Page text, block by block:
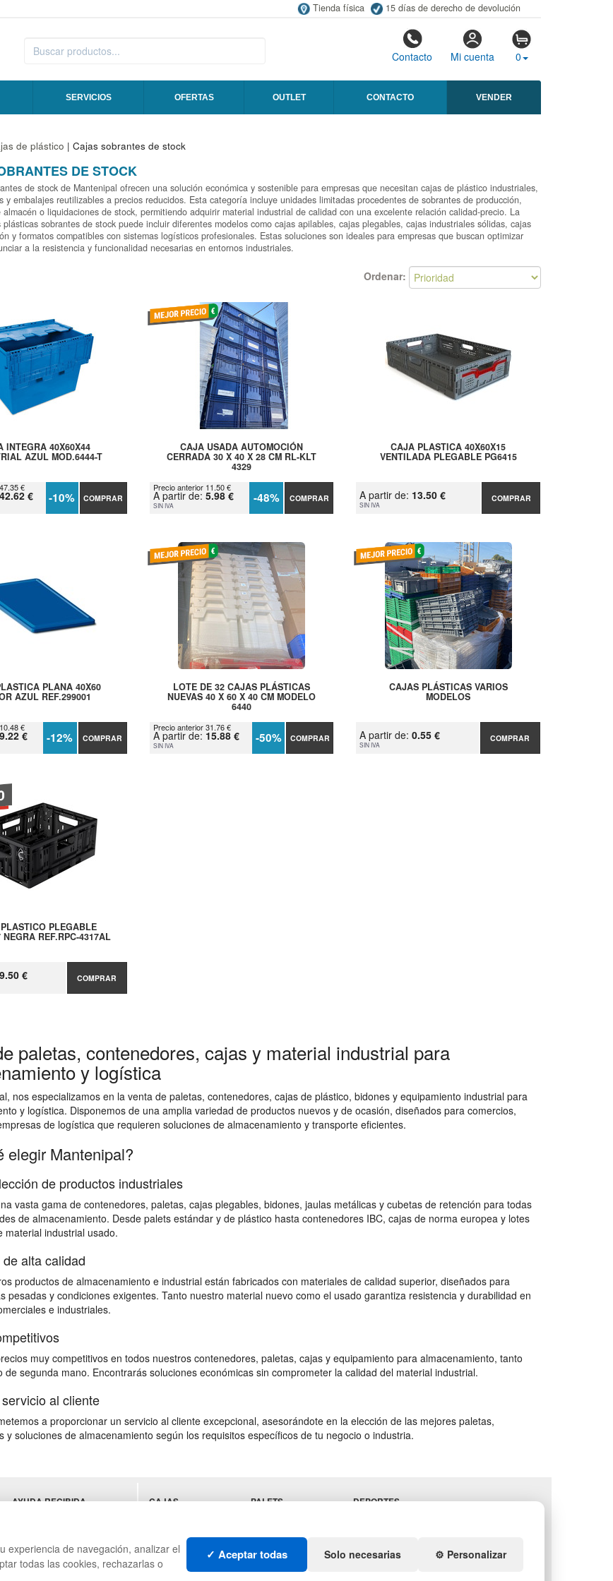
Tienda física 15 días de derecho de devolución
Contacto Mi cuenta 0
SERVICIOS OFERTAS OUTLET CONTACTO VENDER
de plástico | Cajas sobrantes de stock
DE STOCK
de stock de Mantenipal ofrecen una solución económica y sostenible para empresas que necesitan cajas de plástico industriales,
y embalajes reutilizables a precios reducidos. Esta categoría incluye unidades limitadas procedentes de sobrantes de producción,
almacén o liquidaciones de stock, permitiendo adquirir material industrial de calidad con una excelente relación calidad-precio. La
plásticas sobrantes de stock puede incluir diferentes modelos como cajas apilables, cajas plegables, cajas industriales sólidas, cajas
y formatos compatibles con sistemas logísticos profesionales. Estas soluciones son ideales para empresas que buscan optimizar
a la resistencia y funcionalidad necesarias en entornos industriales.
Ordenar:
INTEGRA 40X60X44
AZUL MOD.6444-T
€
42.62 € -10% COMPRAR
CAJA USADA AUTOMOCIÓN
CERRADA 30 X 40 X 28 CM RL-KLT
4329
Precio anterior 11.50 €
A partir de: 5.98 €
SIN IVA -48% COMPRAR
CAJA PLASTICA 40X60X15
VENTILADA PLEGABLE PG6415
A partir de: 13.50 €
SIN IVA
COMPRAR
PLANA 40X60
AZUL REF.299001
€
9.22 € -12% COMPRAR
LOTE DE 32 CAJAS PLÁSTICAS
NUEVAS 40 X 60 X 40 CM MODELO
6440
Precio anterior 31.76 €
A partir de: 15.88 €
SIN IVA -50% COMPRAR
CAJAS PLÁSTICAS VARIOS
MODELOS
A partir de:0.55 €
SIN IVA
COMPRAR
PLEGABLE
NEGRA REF.RPC-4317AL
9.50 € COMPRAR
paletas, contenedores, cajas y material industrial para
y logística
nos especializamos en la venta de paletas, contenedores, cajas de plástico, bidones y equipamiento industrial para
y logística. Disponemos de una amplia variedad de productos nuevos y de ocasión, diseñados para comercios,
de logística que requieren soluciones de almacenamiento y transporte eficientes.
elegir Mantenipal?
de productos industriales
vasta gama de contenedores, paletas, cajas plegables, bidones, jaulas metálicas y cubetas de retención para todas
de almacenamiento. Desde palets estándar y de plástico hasta contenedores IBC, cajas de norma europea y lotes
material industrial usado.
alta calidad
productos de almacenamiento e industrial están fabricados con materiales de calidad superior, diseñados para
pesadas y condiciones exigentes. Tanto nuestro material nuevo como el usado garantiza resistencia y durabilidad en
e industriales.
muy competitivos en todos nuestros contenedores, paletas, cajas y equipamiento para almacenamiento, tanto
de segunda mano. Encontrarás soluciones económicas sin comprometer la calidad del material industrial.
al cliente
a proporcionar un servicio al cliente excepcional, asesorándote en la elección de las mejores paletas,
y soluciones de almacenamiento según los requisitos específicos de tu negocio o industria.
AYUDA RECIBIDA
CAJAS
GESTIÓN DE
PALETS
LIQUIDACIÓN Y
SOBRANTES
LOTES DE
DEPORTES
PLÁSTICO
experiencia de navegación, analizar el
todas las cookies, rechazarlas o
✓ Aceptar todas Solo necesarias ⚙️ Personalizar